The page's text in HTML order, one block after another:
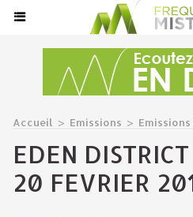
Accueil > Emissions >
EDEN
20 FEVRIER